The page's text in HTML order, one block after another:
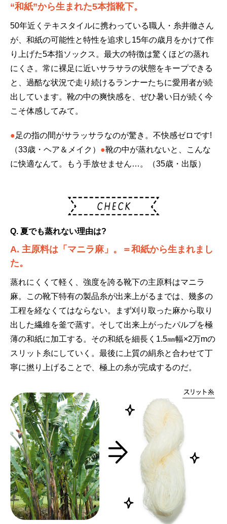
“和紙”から生まれた5本指靴下。
50年近くテキスタイルに携わっている職人・糸井徹さん
が、和紙の可能性と特性を追求し15年の歳月をかけて作
り上げた5本指ソックス。最大の特徴は驚くほどの蒸れ
にくさ。常に裸足に近いサラサラの状態をキープできる
と、過酷な状況で走り続けるランナーたちに愛用者が続
出しています。靴の中の爽快感を、ぜひ暑い日が続く今
こそ体感してみて。
●足の指の間がサラッサラなのが驚き。不快感ゼロです!
（33歳・ヘア＆メイク） ●靴の中が蒸れないと、こんな
に快適なんて。もう手放せません…。（35歳・出版）
Q. 夏でも蒸れない理由は?
A. 主原料は「マニラ麻」。＝和紙から生まれまし
た。
蒸れにくくて軽く、強度を誇る靴下の主原料はマニラ
麻。この靴下特有の製品糸が出来上がるまでは、幾多の
工程を経なくてはならない。まず刈り取った麻から取り
出した繊維を釜で蒸す。そして出来上がったパルプを極
薄の和紙に加工する。その和紙を細長く1.5㎜幅×2万mの
スリット糸にしていく。最後に上質の絹糸と合わせて丁
寧に撚り上げることで、極上の糸が完成するのだ。